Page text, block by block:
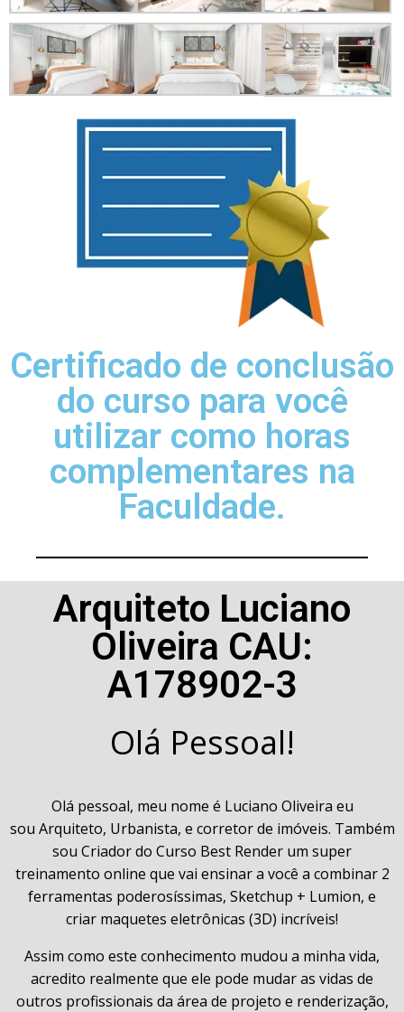
Certificado de conclusão
do curso para você
utilizar como horas
complementares na
Faculdade.
Arquiteto Luciano
Oliveira CAU:
A178902-3
Olá Pessoal!
Olá pessoal, meu nome é Luciano Oliveira eu
sou Arquiteto, Urbanista, e corretor de imóveis. Também
sou Criador do Curso Best Render um super
treinamento online que vai ensinar a você a combinar 2
ferramentas poderosíssimas, Sketchup + Lumion, e
criar maquetes eletrônicas (3D) incríveis!
Assim como este conhecimento mudou a minha vida,
acredito realmente que ele pode mudar as vidas de
outros profissionais da área de projeto e renderização,